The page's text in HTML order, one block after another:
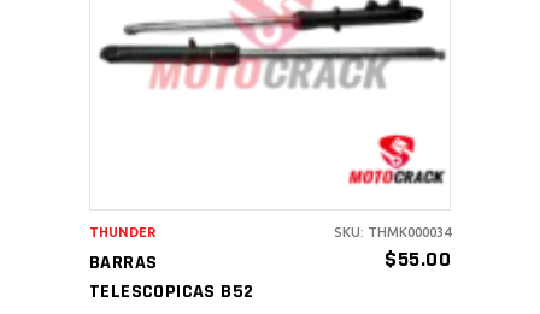
AÑADIR AL CARRITO
BARRAS
TELESCOPICAS B52
$55.00
THUNDER SKU: THMK000034